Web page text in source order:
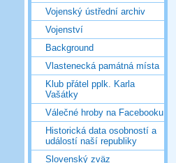
Vojenský ústřední archiv
Vojenství
Background
Vlastenecká památná místa
Klub přátel pplk. Karla
Vašátky
Válečné hroby na Facebooku
Historická data osobností a
událostí naší republiky
Slovenský zväz